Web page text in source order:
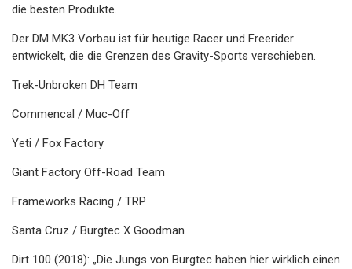
die besten Produkte.
Der DM MK3 Vorbau ist für heutige Racer und Freerider
entwickelt, die die Grenzen des Gravity-Sports verschieben.
Trek-Unbroken DH Team
Commencal / Muc-Off
Yeti / Fox Factory
Giant Factory Off-Road Team
Frameworks Racing / TRP
Santa Cruz / Burgtec X Goodman
Dirt 100 (2018): „Die Jungs von Burgtec haben hier wirklich einen